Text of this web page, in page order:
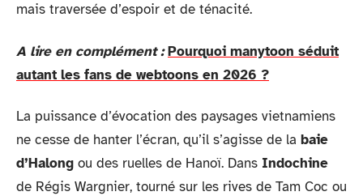
mais traversée d’espoir et de ténacité.
A lire en complément : Pourquoi manytoon séduit
autant les fans de webtoons en 2026 ?
La puissance d’évocation des paysages vietnamiens
ne cesse de hanter l’écran, qu’il s’agisse de la baie
d’Halong ou des ruelles de Hanoï. Dans Indochine
de Régis Wargnier, tourné sur les rives de Tam Coc ou